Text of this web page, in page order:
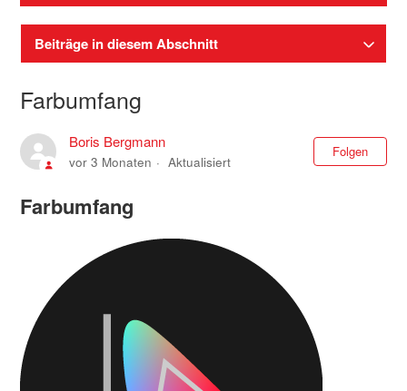
Beiträge in diesem Abschnitt
Farbumfang
Boris Bergmann
vor 3 Monaten Aktualisiert
Folgen
Farbumfang